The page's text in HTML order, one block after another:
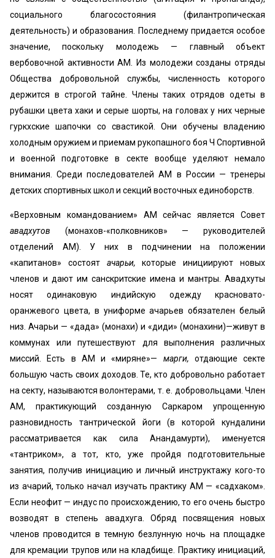
социального благосостояния (филантропическая
деятельность) и образования. Последнему придается особое
значение, поскольку молодежь — главный объект
вербовочной активности AM. Из молодежи созданы отряды
Общества добровольной службы, численность которого
держится в строгой тайне. Члены таких отрядов одеты в
рубашки цвета хаки и серые шорты, на головах у них черные
гуркхские шапочки со свастикой. Они обучены владению
холодным оружием и приемам рукопашного боя Ч Спортивной
и военной подготовке в секте вообще уделяют немало
внимания. Среди последователей AM в России — тренеры
детских спортивных школ и секций восточных единоборств.
«Верховным командованием» AM сейчас является Совет
авадхутов (монахов-«полковников» — руководителей
отделений AM). У них в подчинении на положении
«капитанов» состоят ачарьи, которые инициируют новых
членов и дают им санскритские имена и мантры. Авадхуты
носят одинаковую индийскую одежду красновато-
оранжевого цвета, в униформе ачарьев обязателен белый
низ. Ачарьи — «дада» (монахи) и «диди» (монахини)—живут в
коммунах или путешествуют для выполнения различных
миссий. Есть в AM и «миряне»— марги, отдающие секте
большую часть своих доходов. Те, кто добровольно ра­ботает
на секту, называются волонтерами, т. е. добровольцами. Член
AM, практикующий созданную Саркаром упрощенную
разновидность тантрической йоги (в которой кундалини
рассматривается как сила Анандамурти), именуется
«тантриком», а тот, кто, уже пройдя подготовительные
занятия, получив инициацию и личный инструктажу кого-то
из ачарий, только начал изучать практику AM — «садхаком».
Если неофит — индус по происхождению, то его очень быстро
возводят в степень авадхуга. Обряд посвящения новых
членов проводится в темную безлунную ночь на площадке
для кремации трупов или на кладбище. Практику инициаций,